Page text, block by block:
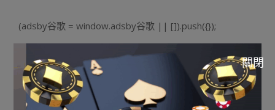
(adsby谷歌 = window.adsby谷歌 || []).push({});
(adsby谷歌 = window.adsby谷歌 || []).push({});
關閉